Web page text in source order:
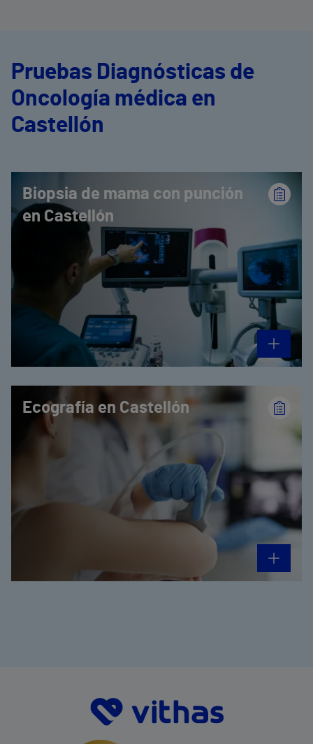
Pruebas Diagnósticas de
Oncología médica en
Castellón
Biopsia de mama con punción
en Castellón
Ecografía en Castellón